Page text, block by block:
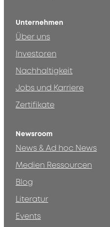
Unternehmen
Über uns
Investoren
Nachhaltigkeit
Jobs und Karriere
Zertifikate
Newsroom
News & Ad hoc News
Medien Ressourcen
Blog
Literatur
Events